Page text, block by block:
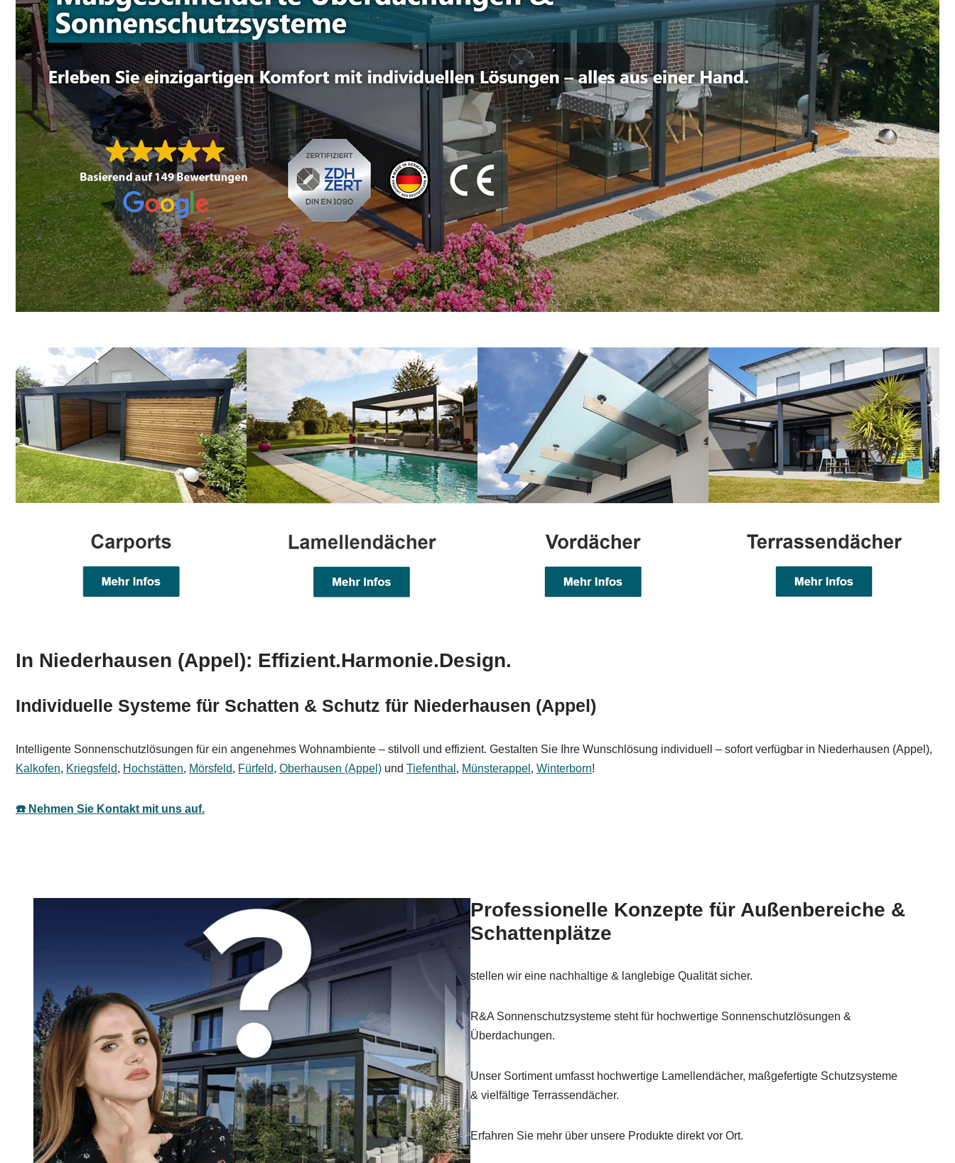
In Niederhausen (Appel): Effizient.Harmonie.Design.
Individuelle Systeme für Schatten & Schutz für Niederhausen (Appel)
Intelligente Sonnenschutzlösungen für ein angenehmes Wohnambiente – stilvoll und effizient. Gestalten Sie Ihre Wunschlösung individuell – sofort verfügbar in Niederhausen (Appel),
Kalkofen, Kriegsfeld, Hochstätten, Mörsfeld, Fürfeld, Oberhausen (Appel) und Tiefenthal , Münsterappel , Winterborn!
☎️ Nehmen Sie Kontakt mit uns auf.
Professionelle Konzepte für Außenbereiche &
Schattenplätze
stellen wir eine nachhaltige & langlebige Qualität sicher.
R&A Sonnenschutzsysteme steht für hochwertige Sonnenschutzlösungen &
Überdachungen.
Unser Sortiment umfasst hochwertige Lamellendächer, maßgefertigte Schutzsysteme
& vielfältige Terrassendächer.
Erfahren Sie mehr über unsere Produkte direkt vor Ort.